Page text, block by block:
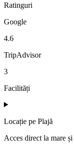
Ratinguri
Google
4.6
TripAdvisor
3
Facilități
Locație pe Plajă
Acces direct la mare